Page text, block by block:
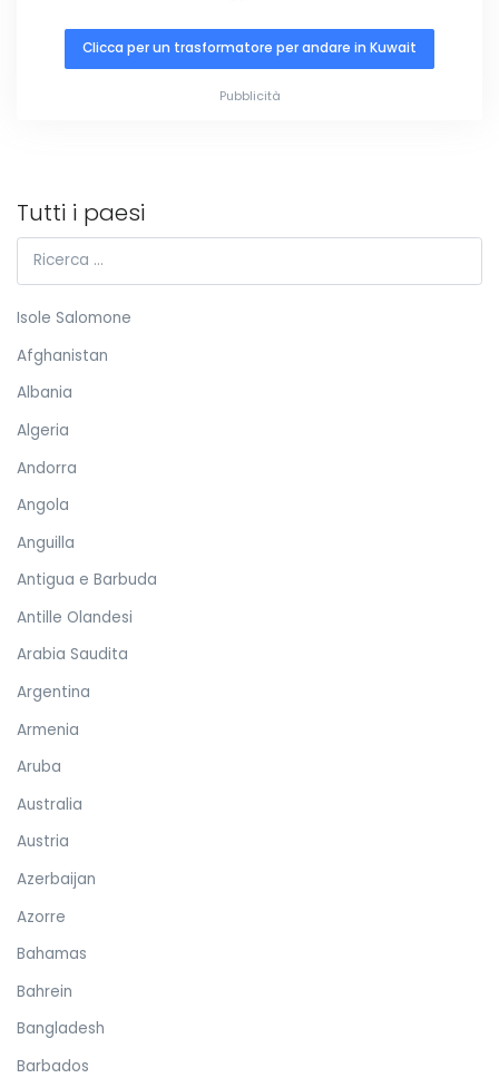
Clicca per un trasformatore per andare in Kuwait
Pubblicità
Tutti i paesi
Isole Salomone
Afghanistan
Albania
Algeria
Andorra
Angola
Anguilla
Antigua e Barbuda
Antille Olandesi
Arabia Saudita
Argentina
Armenia
Aruba
Australia
Austria
Azerbaijan
Azorre
Bahamas
Bahrein
Bangladesh
Barbados